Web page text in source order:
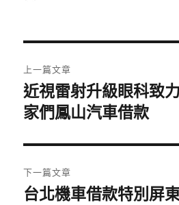
章
導
覽
上一篇文章
上
一
文
章:
近視雷射升級眼科致
家們鳳山汽車借款
下一篇文章
下
台北機車借款特別屏